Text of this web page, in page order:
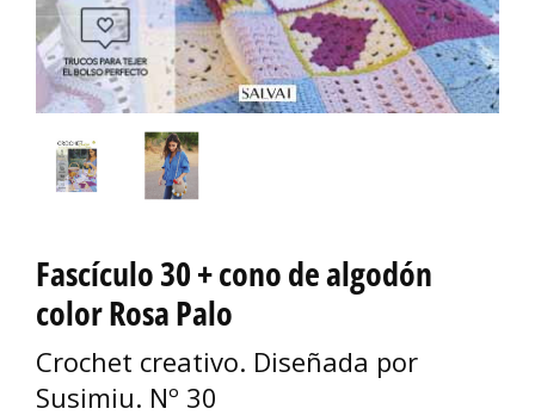
Fascículo 30 + cono de algodón
color Rosa Palo
Crochet creativo. Diseñada por
Susimiu. Nº 30